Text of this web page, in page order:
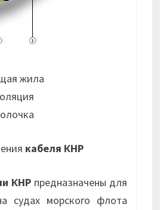
жила
кабеля КНР
КНР предназначены для
судах морского флота